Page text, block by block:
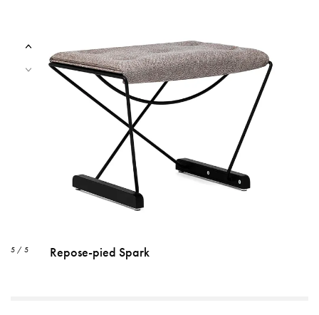
5 / 5 Repose-pied Spark